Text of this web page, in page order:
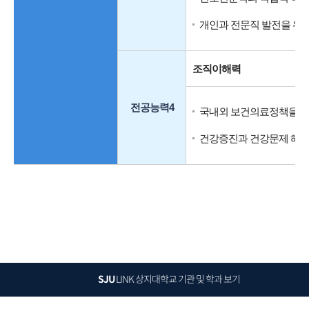
개인과 전문직 발전을 위
전공능력4
조직이해력
국내외 보건의료정책을
건강증진과 건강문제 해
SJULINK상지대학교 기관 및 학과 보기